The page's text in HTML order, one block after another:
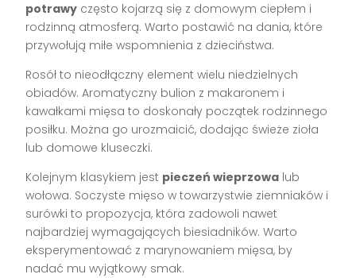
potrawy często kojarzą się z domowym ciepłem i
rodzinną atmosferą. Warto postawić na dania, które
przywołują miłe wspomnienia z dzieciństwa.
Rosół to nieodłączny element wielu niedzielnych
obiadów. Aromatyczny bulion z makaronem i
kawałkami mięsa to doskonały początek rodzinnego
posiłku. Można go urozmaicić, dodając świeże zioła
lub domowe kluseczki.
Kolejnym klasykiem jest pieczeń wieprzowa lub
wołowa. Soczyste mięso w towarzystwie ziemniaków i
surówki to propozycja, która zadowoli nawet
najbardziej wymagających biesiadników. Warto
eksperymentować z marynowaniem mięsa, by
nadać mu wyjątkowy smak.